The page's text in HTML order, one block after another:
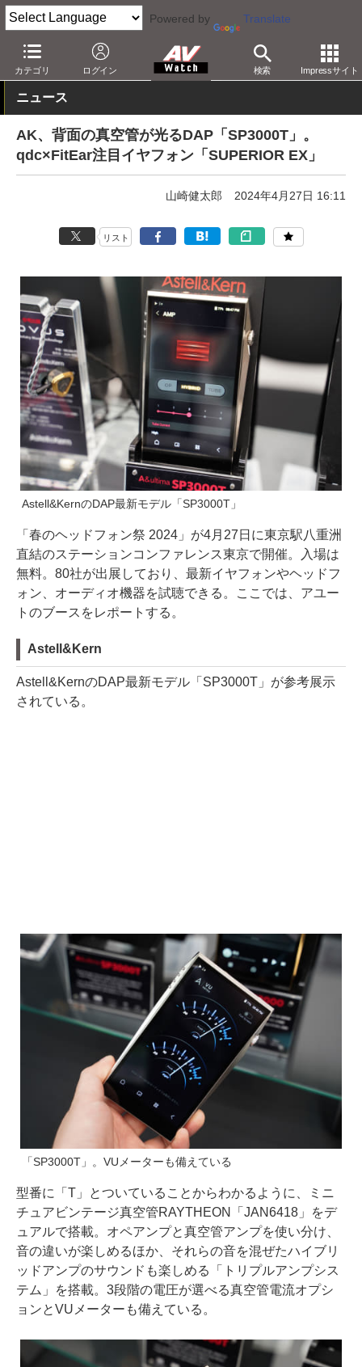
Powered by Translate
カテゴリ ログイン 検索 Impressサイト
AV Watch イベント ヘッドフォン祭
ニュース
AK、背面の真空管が光るDAP「SP3000T」。
qdc×FitEar注目イヤフォン「SUPERIOR EX」
山崎健太郎 2024年4月27日 16:11
リスト
Astell&KernのDAP最新モデル「SP3000T」
「春のヘッドフォン祭 2024」が4月27日に東京駅八重洲
直結のステーションコンファレンス東京で開催。入場は
無料。80社が出展しており、最新イヤフォンやヘッドフ
ォン、オーディオ機器を試聴できる。ここでは、アユー
トのブースをレポートする。
Astell&Kern
Astell&KernのDAP最新モデル「SP3000T」が参考展示
されている。
「SP3000T」。VUメーターも備えている
型番に「T」とついていることからわかるように、ミニ
チュアビンテージ真空管RAYTHEON「JAN6418」をデ
ュアルで搭載。オペアンプと真空管アンプを使い分け、
音の違いが楽しめるほか、それらの音を混ぜたハイブリ
ッドアンプのサウンドも楽しめる「トリプルアンプシス
テム」を搭載。3段階の電圧が選べる真空管電流オプシ
ョンとVUメーターも備えている。